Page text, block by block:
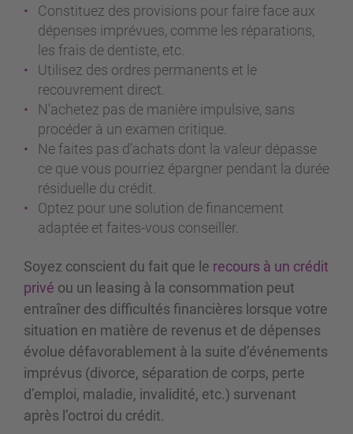
Constituez des provisions pour faire face aux
dépenses imprévues, comme les réparations,
les frais de dentiste, etc.
Utilisez des ordres permanents et le
recouvrement direct.
N’achetez pas de manière impulsive, sans
procéder à un examen critique.
Ne faites pas d’achats dont la valeur dépasse
ce que vous pourriez épargner pendant la durée
résiduelle du crédit.
Optez pour une solution de financement
adaptée et faites-vous conseiller.
Soyez conscient du fait que le recours à un crédit
privé ou un leasing à la consommation peut
entraîner des difficultés financières lorsque votre
situation en matière de revenus et de dépenses
évolue défavorablement à la suite d’événements
imprévus (divorce, séparation de corps, perte
d’emploi, maladie, invalidité, etc.) survenant
après l’octroi du crédit.